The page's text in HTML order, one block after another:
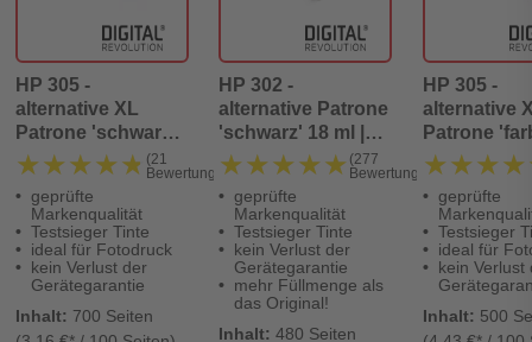
HP 305 -
alternative XL
Patrone 'schwarz'
18 ml | 700 Seiten -
Digital Revolution
★★★★★
★★★★★ (21
Bewertungen)
geprüfte
Markenqualität
Testsieger Tinte
ideal für Fotodruck
kein Verlust der
Gerätegarantie
Inhalt: 700 Seiten
HP 302 -
alternative Patrone
'schwarz' 18 ml |
480 Seiten - Digital
Revolution
★★★★★
★★★★★ (277
Bewertungen)
geprüfte
Markenqualität
Testsieger Tinte
kein Verlust der
Gerätegarantie
mehr Füllmenge als
das Original!
Inhalt:480 Seiten
HP 305 -
alternative
Patrone
ml | 500
Digital
geprüfte
Testsieger
ideal für
kein Verlust
Inhalt: 500